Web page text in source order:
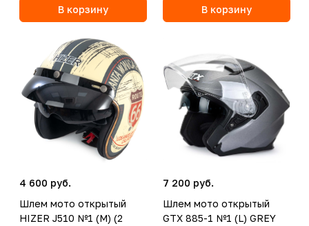
В корзину В корзину
4 600 руб.
Шлем мото открытый
HIZER J510 №1 (M) (2
7 200 руб.
Шлем мото открытый
GTX 885-1 №1 (L) GREY